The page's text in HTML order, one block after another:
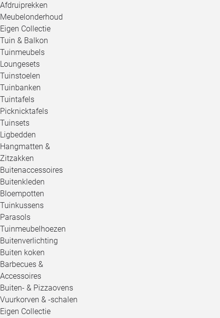
Afdruiprekken
Meubelonderhoud
Eigen Collectie
Tuin & Balkon
Tuinmeubels
Loungesets
Tuinstoelen
Tuinbanken
Tuintafels
Picknicktafels
Tuinsets
Ligbedden
Hangmatten &
Zitzakken
Buitenaccessoires
Buitenkleden
Bloempotten
Tuinkussens
Parasols
Tuinmeubelhoezen
Buitenverlichting
Buiten koken
Barbecues &
Accessoires
Buiten- & Pizzaovens
Vuurkorven & -schalen
Eigen Collectie